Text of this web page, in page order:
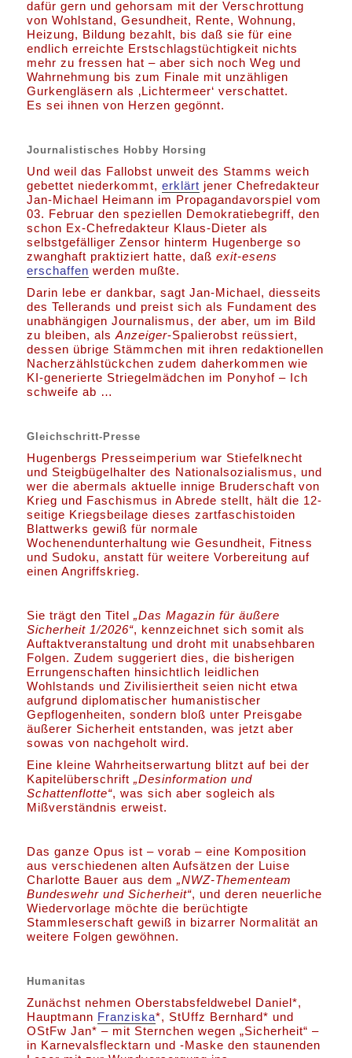
dafür gern und gehorsam mit der Verschrottung
von Wohlstand, Gesundheit, Rente, Wohnung,
Heizung, Bildung bezahlt, bis daß sie für eine
endlich erreichte Erstschlagstüchtigkeit nichts
mehr zu fressen hat – aber sich noch Weg und
Wahrnehmung bis zum Finale mit unzähligen
Gurkengläsern als ‚Lichtermeer‘ verschattet.
Es sei ihnen von Herzen gegönnt.
Journalistisches Hobby Horsing
Und weil das Fallobst unweit des Stamms weich
gebettet niederkommt,erklärt jener Chefredakteur
Jan-Michael Heimann im Propagandavorspiel vom
03. Februar den speziellen Demokratiebegriff, den
schon Ex-Chefredakteur Klaus-Dieter als
selbstgefälliger Zensor hinterm Hugenberge so
zwanghaft praktiziert hatte, daßexit-esens
erschaffen werden mußte.
Darin lebe er dankbar, sagt Jan-Michael, diesseits
des Tellerands und preist sich als Fundament des
unabhängigen Journalismus, der aber, um im Bild
zu bleiben, alsAnzeiger-Spalierobst reüssiert,
dessen übrige Stämmchen mit ihren redaktionellen
Nacherzählstückchen zudem daherkommen wie
KI-generierte Striegelmädchen im Ponyhof – Ich
schweife ab …
Gleichschritt-Presse
Hugenbergs Presseimperium war Stiefelknecht
und Steigbügelhalter des Nationalsozialismus, und
wer die abermals aktuelle innige Bruderschaft von
Krieg und Faschismus in Abrede stellt, hält die 12-
seitige Kriegsbeilage dieses zartfaschistoiden
Blattwerks gewiß für normale
Wochenendunterhaltung wie Gesundheit, Fitness
und Sudoku, anstatt für weitere Vorbereitung auf
einen Angriffskrieg.
Sie trägt den Titel„Das Magazin für äußere
Sicherheit 1/2026“, kennzeichnet sich somit als
Auftaktveranstaltung und droht mit unabsehbaren
Folgen. Zudem suggeriert dies, die bisherigen
Errungenschaften hinsichtlich leidlichen
Wohlstands und Zivilisiertheit seien nicht etwa
aufgrund diplomatischer humanistischer
Gepflogenheiten, sondern bloß unter Preisgabe
äußerer Sicherheit entstanden, was jetzt aber
sowas von nachgeholt wird.
Eine kleine Wahrheitserwartung blitzt auf bei der
Kapitelüberschrift„Desinformation und
Schattenflotte“, was sich aber sogleich als
Mißverständnis erweist.
Das ganze Opus ist – vorab – eine Komposition
aus verschiedenen alten Aufsätzen der Luise
Charlotte Bauer aus dem„NWZ-Thementeam
Bundeswehr und Sicherheit“, und deren neuerliche
Wiedervorlage möchte die berüchtigte
Stammleserschaft gewiß in bizarrer Normalität an
weitere Folgen gewöhnen.
Humanitas
Zunächst nehmen Oberstabsfeldwebel Daniel*,
Hauptmann Franziska*, StUffz Bernhard* und
OStFw Jan* – mit Sternchen wegen „Sicherheit“ –
in Karnevalsflecktarn und -Maske den staunenden